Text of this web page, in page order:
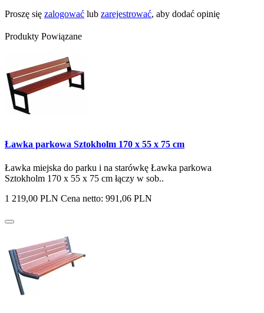
Proszę się zalogować lub zarejestrować, aby dodać opinię
Produkty Powiązane
Ławka parkowa Sztokholm 170 x 55 x 75 cm
Ławka miejska do parku i na starówkę Ławka parkowa
Sztokholm 170 x 55 x 75 cm łączy w sob..
1 219,00 PLN Cena netto: 991,06 PLN